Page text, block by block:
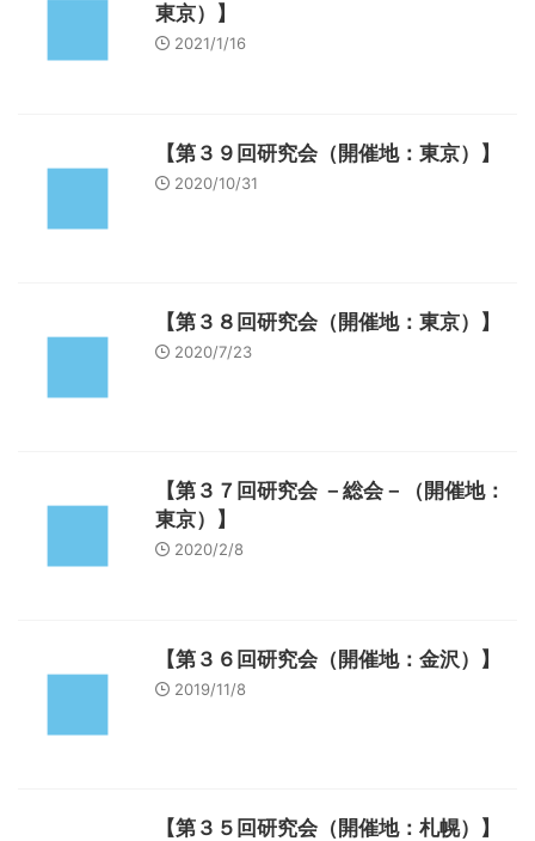
東京）】
2021/1/16
【第３９回研究会（開催地：東京）】
2020/10/31
【第３８回研究会（開催地：東京）】
2020/7/23
【第３７回研究会 －総会－（開催地：
東京）】
2020/2/8
【第３６回研究会（開催地：金沢）】
2019/11/8
【第３５回研究会（開催地：札幌）】